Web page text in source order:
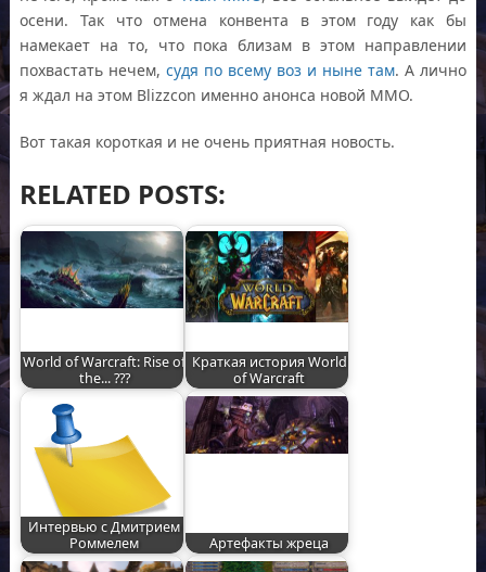
осени. Так что отмена конвента в этом году как бы
намекает на то, что пока близам в этом направлении
похвастать нечем,судя по всему воз и ныне там. А лично
я ждал на этом Blizzcon именно анонса новой ММО.
Вот такая короткая и не очень приятная новость.
RELATED POSTS:
World of Warcraft: Rise of
the... ???
Краткая история World
of Warcraft
Интервью с Дмитрием
Роммелем
Артефакты жреца